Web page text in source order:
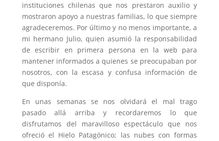
instituciones chilenas que nos prestaron auxilio y
mostraron apoyo a nuestras familias, lo que siempre
agradeceremos. Por último y no menos importante, a
mi hermano Julio, quien asumió la responsabilidad
de escribir en primera persona en la web para
mantener informados a quienes se preocupaban por
nosotros, con la escasa y confusa información de
que disponía.
En unas semanas se nos olvidará el mal trago
pasado allá arriba y recordaremos lo que
disfrutamos del maravilloso espectáculo que nos
ofreció el Hielo Patagónico; las nubes con formas